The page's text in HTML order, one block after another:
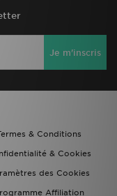
Je m'inscris
& Conditions
& Cookies
des Cookies
Affiliation